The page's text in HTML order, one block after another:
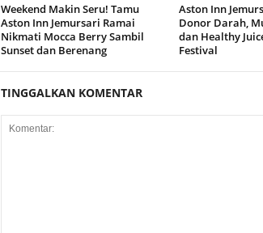
Weekend Makin Seru! Tamu
Aston Inn Jemursari Ramai
Nikmati Mocca Berry Sambil
Sunset dan Berenang
Aston Inn
Donor Darah,
dan Healthy
Festival
TINGGALKAN KOMENTAR